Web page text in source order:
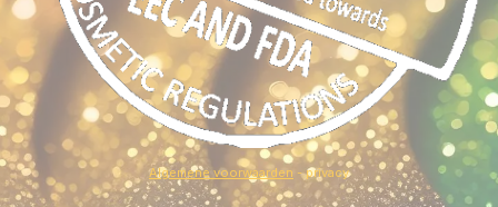
Algemene voorwaarden - privacy